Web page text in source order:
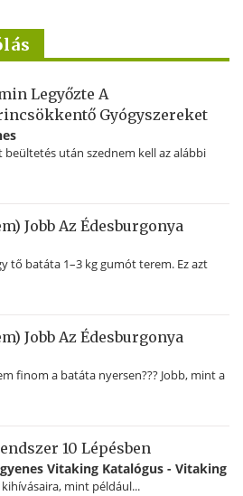
Legyőzte A
Gyógyszereket
beültetés után szednem kell az alábbi
Jobb Az Édesburgonya
tő batáta 1–3 kg gumót terem. Ez azt
Jobb Az Édesburgonya
finom a batáta nyersen??? Jobb, mint a
10 Lépésben
Vitaking Katalógus - Vitaking
mint például...